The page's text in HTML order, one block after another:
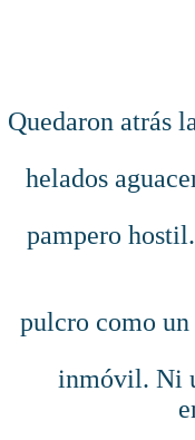
Quedaron atrás
helados
pampero
pulcro como
inmóvil. Ni